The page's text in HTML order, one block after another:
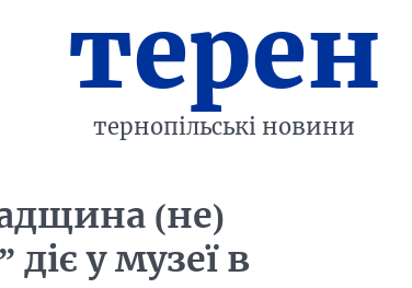
терен
тернопільські новини
(не)
у музеї в